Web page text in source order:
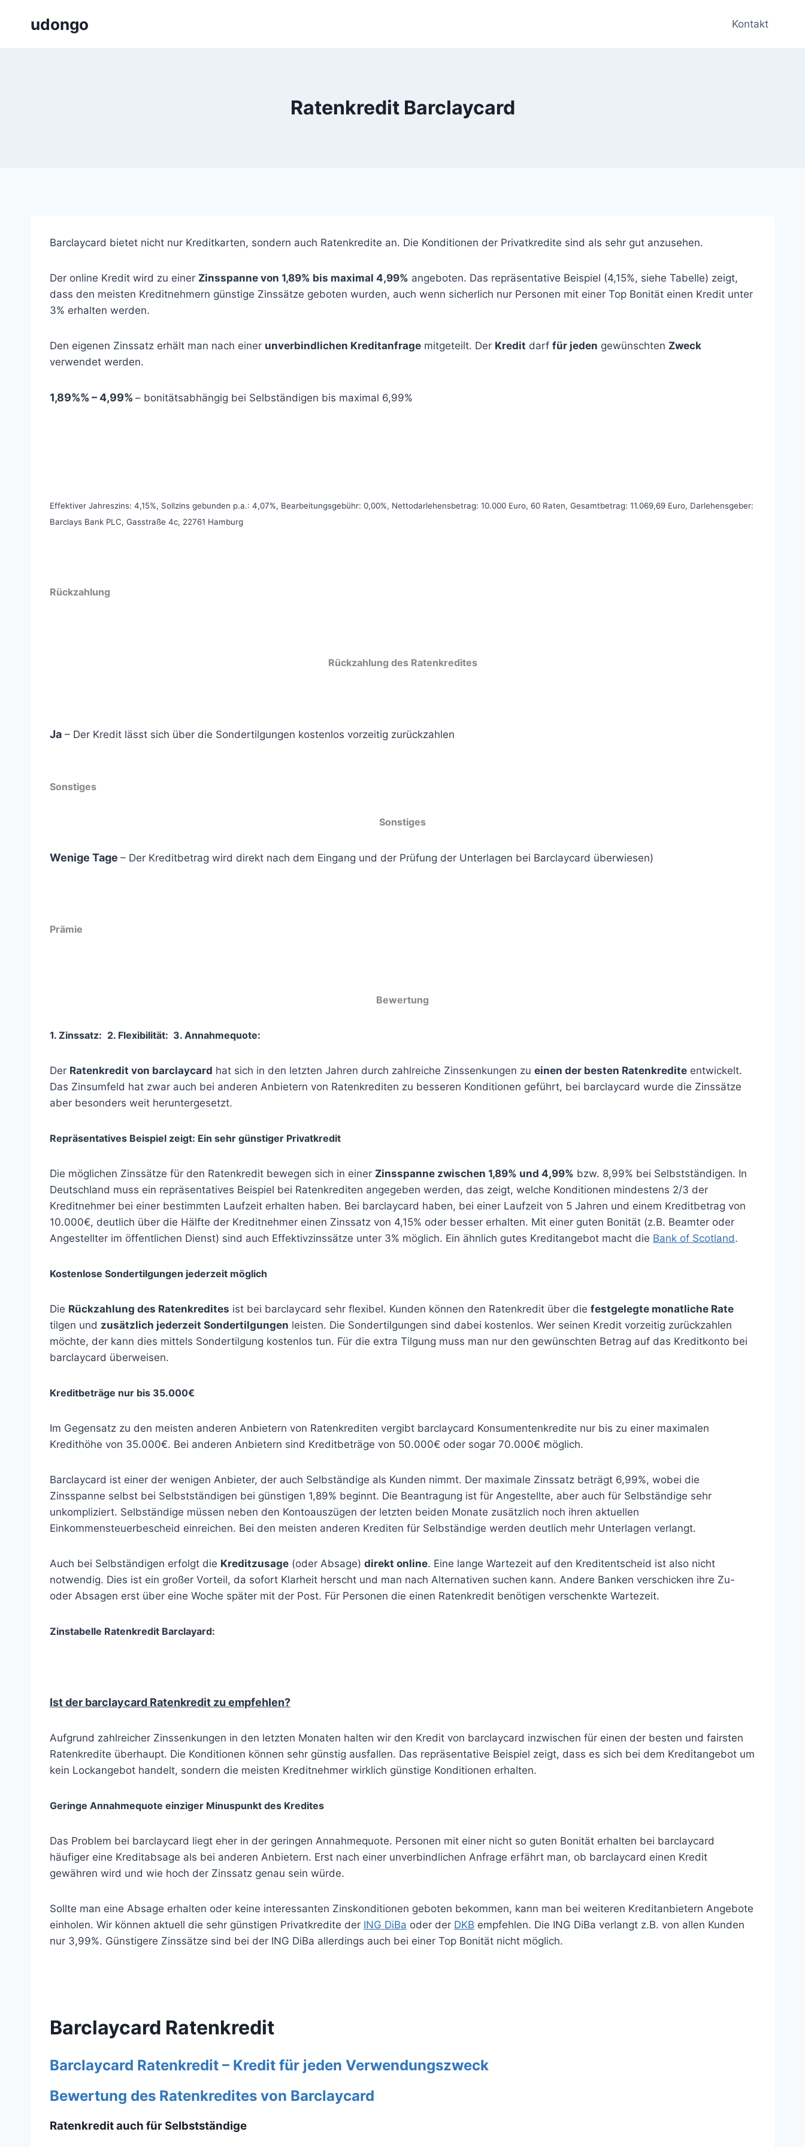
udongo Kontakt
Ratenkredit Barclaycard
Barclaycard bietet nicht nur Kreditkarten, sondern auch Ratenkredite an. Die Konditionen der Privatkredite sind als sehr gut anzusehen.
Der online Kredit wird zu einer Zinsspanne von 1,89% bis maximal 4,99% angeboten. Das repräsentative Beispiel (4,15%, siehe Tabelle) zeigt,
dass den meisten Kreditnehmern günstige Zinssätze geboten wurden, auch wenn sicherlich nur Personen mit einer Top Bonität einen Kredit unter
3% erhalten werden.
Den eigenen Zinssatz erhält man nach einer unverbindlichen Kreditanfrage mitgeteilt. Der Kredit darf für jeden gewünschten Zweck
verwendet werden.
1,89%% – 4,99% – bonitätsabhängig bei Selbständigen bis maximal 6,99%
Effektiver Jahreszins: 4,15%, Sollzins gebunden p.a.: 4,07%, Bearbeitungsgebühr: 0,00%, Nettodarlehensbetrag: 10.000 Euro, 60 Raten, Gesamtbetrag: 11.069,69 Euro, Darlehensgeber:
Barclays Bank PLC, Gasstraße 4c, 22761 Hamburg
Rückzahlung
Rückzahlung des Ratenkredites
Ja – Der Kredit lässt sich über die Sondertilgungen kostenlos vorzeitig zurückzahlen
Sonstiges
Sonstiges
Wenige Tage – Der Kreditbetrag wird direkt nach dem Eingang und der Prüfung der Unterlagen bei Barclaycard überwiesen)
Prämie
Bewertung
1. Zinssatz: 2. Flexibilität: 3. Annahmequote:
Der Ratenkredit von barclaycard hat sich in den letzten Jahren durch zahlreiche Zinssenkungen zu einen der besten Ratenkredite entwickelt.
Das Zinsumfeld hat zwar auch bei anderen Anbietern von Ratenkrediten zu besseren Konditionen geführt, bei barclaycard wurde die Zinssätze
aber besonders weit heruntergesetzt.
Repräsentatives Beispiel zeigt: Ein sehr günstiger Privatkredit
Die möglichen Zinssätze für den Ratenkredit bewegen sich in einer Zinsspanne zwischen 1,89% und 4,99% bzw. 8,99% bei Selbstständigen. In
Deutschland muss ein repräsentatives Beispiel bei Ratenkrediten angegeben werden, das zeigt, welche Konditionen mindestens 2/3 der
Kreditnehmer bei einer bestimmten Laufzeit erhalten haben. Bei barclaycard haben, bei einer Laufzeit von 5 Jahren und einem Kreditbetrag von
10.000€, deutlich über die Hälfte der Kreditnehmer einen Zinssatz von 4,15% oder besser erhalten. Mit einer guten Bonität (z.B. Beamter oder
Angestellter im öffentlichen Dienst) sind auch Effektivzinssätze unter 3% möglich. Ein ähnlich gutes Kreditangebot macht die Bank of Scotland.
Kostenlose Sondertilgungen jederzeit möglich
Die Rückzahlung des Ratenkredites ist bei barclaycard sehr flexibel. Kunden können den Ratenkredit über die festgelegte monatliche Rate
tilgen und zusätzlich jederzeit Sondertilgungen leisten. Die Sondertilgungen sind dabei kostenlos. Wer seinen Kredit vorzeitig zurückzahlen
möchte, der kann dies mittels Sondertilgung kostenlos tun. Für die extra Tilgung muss man nur den gewünschten Betrag auf das Kreditkonto bei
barclaycard überweisen.
Kreditbeträge nur bis 35.000€
Im Gegensatz zu den meisten anderen Anbietern von Ratenkrediten vergibt barclaycard Konsumentenkredite nur bis zu einer maximalen
Kredithöhe von 35.000€. Bei anderen Anbietern sind Kreditbeträge von 50.000€ oder sogar 70.000€ möglich.
Barclaycard ist einer der wenigen Anbieter, der auch Selbständige als Kunden nimmt. Der maximale Zinssatz beträgt 6,99%, wobei die
Zinsspanne selbst bei Selbstständigen bei günstigen 1,89% beginnt. Die Beantragung ist für Angestellte, aber auch für Selbständige sehr
unkompliziert. Selbständige müssen neben den Kontoauszügen der letzten beiden Monate zusätzlich noch ihren aktuellen
Einkommensteuerbescheid einreichen. Bei den meisten anderen Krediten für Selbständige werden deutlich mehr Unterlagen verlangt.
Auch bei Selbständigen erfolgt die Kreditzusage (oder Absage) direkt online. Eine lange Wartezeit auf den Kreditentscheid ist also nicht
notwendig. Dies ist ein großer Vorteil, da sofort Klarheit herscht und man nach Alternativen suchen kann. Andere Banken verschicken ihre Zu-
oder Absagen erst über eine Woche später mit der Post. Für Personen die einen Ratenkredit benötigen verschenkte Wartezeit.
Zinstabelle Ratenkredit Barclayard:
Ist der barclaycard Ratenkredit zu empfehlen?
Aufgrund zahlreicher Zinssenkungen in den letzten Monaten halten wir den Kredit von barclaycard inzwischen für einen der besten und fairsten
Ratenkredite überhaupt. Die Konditionen können sehr günstig ausfallen. Das repräsentative Beispiel zeigt, dass es sich bei dem Kreditangebot um
kein Lockangebot handelt, sondern die meisten Kreditnehmer wirklich günstige Konditionen erhalten.
Geringe Annahmequote einziger Minuspunkt des Kredites
Das Problem bei barclaycard liegt eher in der geringen Annahmequote. Personen mit einer nicht so guten Bonität erhalten bei barclaycard
häufiger eine Kreditabsage als bei anderen Anbietern. Erst nach einer unverbindlichen Anfrage erfährt man, ob barclaycard einen Kredit
gewähren wird und wie hoch der Zinssatz genau sein würde.
Sollte man eine Absage erhalten oder keine interessanten Zinskonditionen geboten bekommen, kann man bei weiteren Kreditanbietern Angebote
einholen. Wir können aktuell die sehr günstigen Privatkredite der ING DiBa oder der DKB empfehlen. Die ING DiBa verlangt z.B. von allen Kunden
nur 3,99%. Günstigere Zinssätze sind bei der ING DiBa allerdings auch bei einer Top Bonität nicht möglich.
Barclaycard Ratenkredit
Barclaycard Ratenkredit – Kredit für jeden Verwendungszweck
Bewertung des Ratenkredites von Barclaycard
Ratenkredit auch für Selbstständige